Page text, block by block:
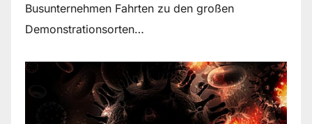
Busunternehmen Fahrten zu den großen
Demonstrationsorten…